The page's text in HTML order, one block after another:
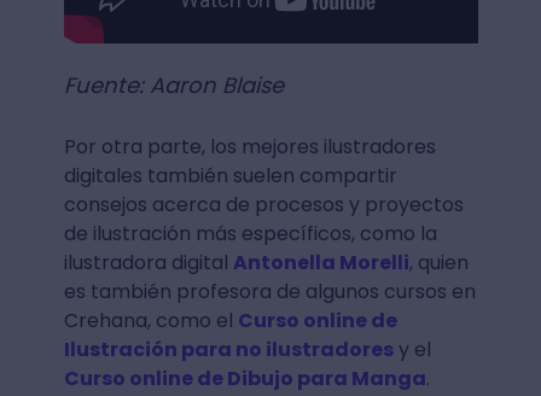
Fuente: Aaron Blaise
Por otra parte, los mejores ilustradores
digitales también suelen compartir
consejos acerca de procesos y proyectos
de ilustración más específicos, como la
ilustradora digital Antonella Morelli, quien
es también profesora de algunos cursos en
Crehana, como el Curso online de
Ilustración para no ilustradoresy el
Curso online de Dibujo para Manga.